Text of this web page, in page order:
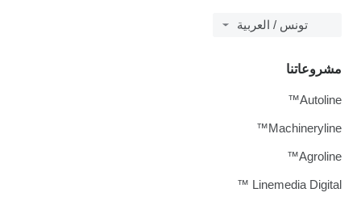
تونس / العربية
مشروعاتنا
Autoline™
Machineryline™
Agroline™
Linemedia Digital ™